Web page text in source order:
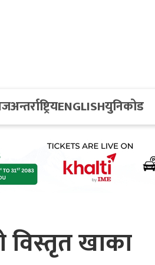
अन्तर्राष्ट्रियENGLISHयुनिकोड
विस्तृत खाका